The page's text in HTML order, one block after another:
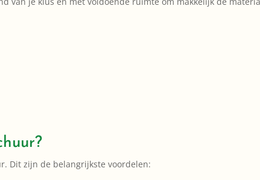
Dit zijn de belangrijkste voordelen: